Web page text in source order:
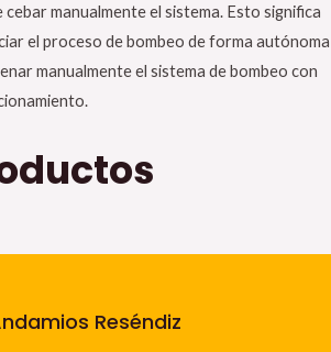
cebar manualmente el sistema. Esto significa
el proceso de bombeo de forma autónoma
manualmente el sistema de bombeo con
Reséndiz